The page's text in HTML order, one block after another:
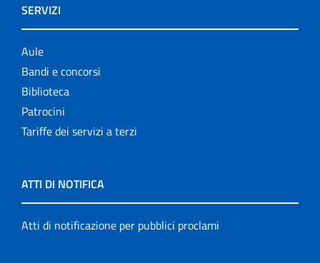
SERVIZI
Aule
Bandi e concorsi
Biblioteca
Patrocini
Tariffe dei servizi a terzi
ATTI DI NOTIFICA
Atti di notificazione per pubblici proclami